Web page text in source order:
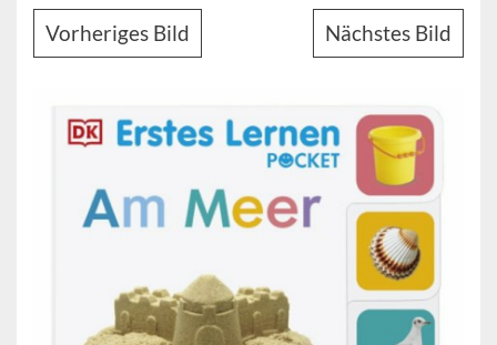
Vorheriges Bild Nächstes Bild